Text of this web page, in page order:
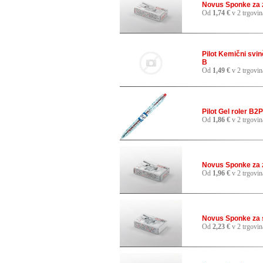
Novus Sponke
Od 1,74 € v 2
Pilot Kemični
B
Od 1,49 € v 2
Pilot Gel roler
Od 1,86 € v 2
Novus Sponke
Od 1,96 € v 2
Novus Sponke za
Od 2,23 € v 2